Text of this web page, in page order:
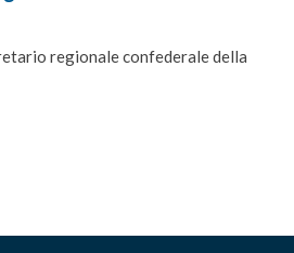
regionale confederale della